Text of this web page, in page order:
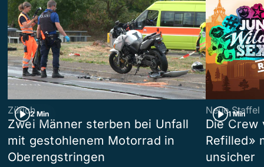
2 Min
Zürich
Zwei Männer sterben bei Unfall
mit gestohlenem Motorrad in
Oberengstringen
1 Min
Neue Staffel
Die Crew
Refilled»
unsicher